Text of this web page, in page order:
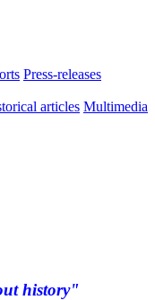
Press-releases
articles Multimedia
history"